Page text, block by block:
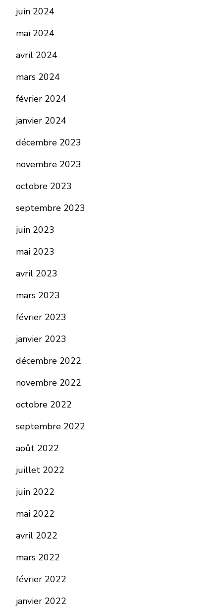
juin 2024
mai 2024
avril 2024
mars 2024
février 2024
janvier 2024
décembre 2023
novembre 2023
octobre 2023
septembre 2023
juin 2023
mai 2023
avril 2023
mars 2023
février 2023
janvier 2023
décembre 2022
novembre 2022
octobre 2022
septembre 2022
août 2022
juillet 2022
juin 2022
mai 2022
avril 2022
mars 2022
février 2022
janvier 2022